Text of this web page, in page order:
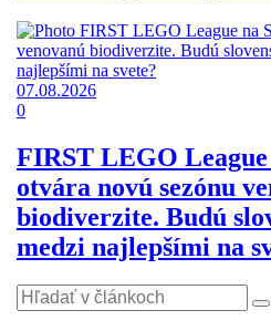
07.08.2026
0
FIRST LEGO League
otvára novú sezónu
biodiverzite. Budú
medzi najlepšími na